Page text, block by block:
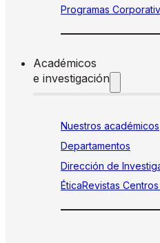
Programas
Académicos
e investigación
Nuestros académicos
Departamentos
Dirección de
ÉticaRevistas